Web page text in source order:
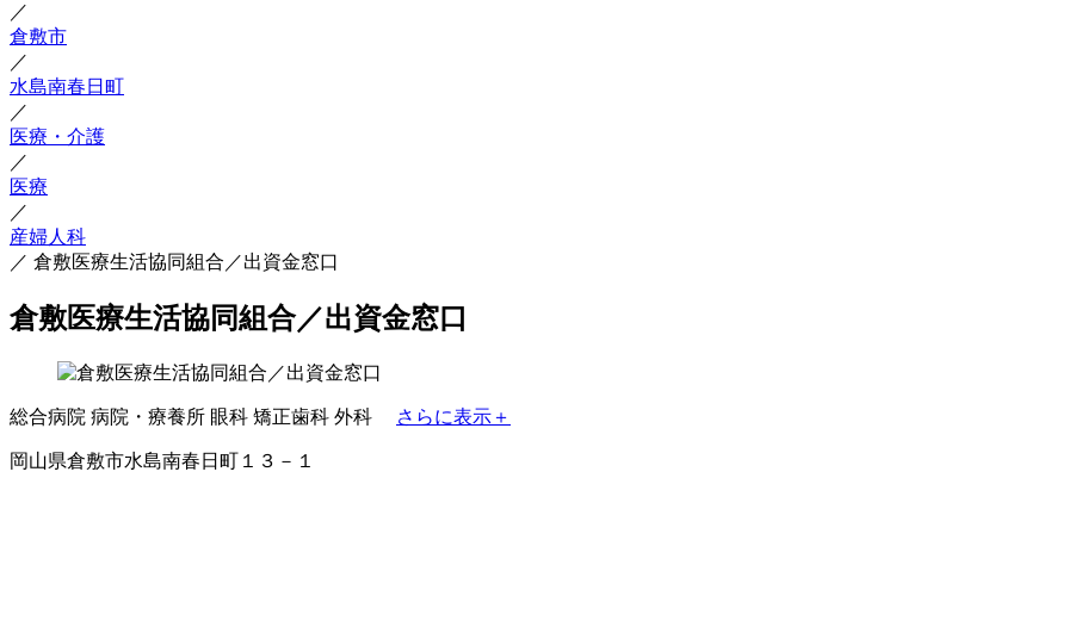
／
倉敷市
／
水島南春日町
／
医療・介護
／
医療
／
産婦人科
／ 倉敷医療生活協同組合／出資金窓口
倉敷医療生活協同組合／出資金窓口
総合病院 病院・療養所 眼科 矯正歯科 外科 さらに表示＋
岡山県倉敷市水島南春日町１３－１